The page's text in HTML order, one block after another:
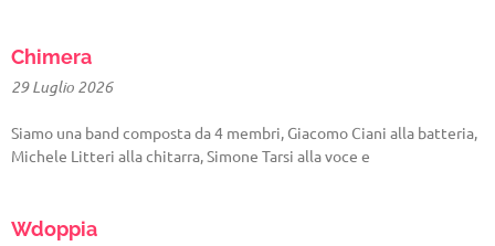
Chimera
29 Luglio 2026
Siamo una band composta da 4 membri, Giacomo Ciani alla batteria,
Michele Litteri alla chitarra, Simone Tarsi alla voce e
Wdoppia